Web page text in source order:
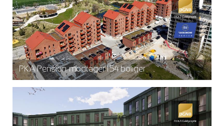
PKA Pension modtager 154 boliger